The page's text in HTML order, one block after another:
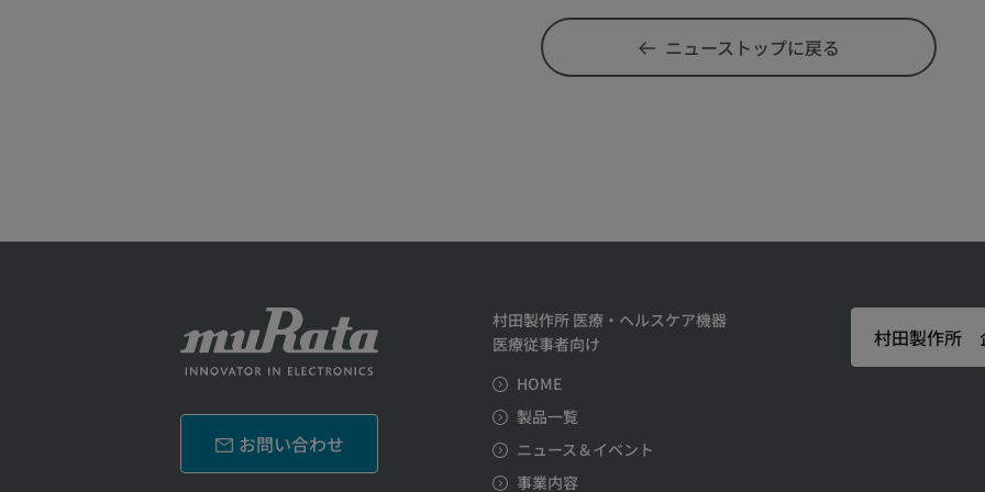
ニューストップに戻る
お問い合わせ
村田製作所 医療・ヘルスケア機器
医療従事者向け
HOME
製品一覧
ニュース＆イベント
事業内容
村田製作所